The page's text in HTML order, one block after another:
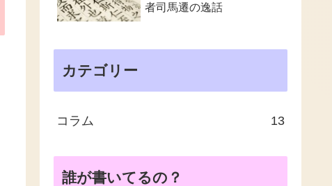
者司馬遷の逸話
カテゴリー
コラム 13
誰が書いてるの？